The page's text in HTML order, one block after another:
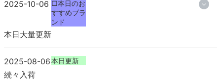
2025-10-06 □本日のお
すすめブラ
ンド
本日大量更新
2025-08-06本日更新
続々入荷